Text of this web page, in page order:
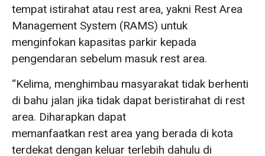
tempat istirahat atau rest area, yakni Rest Area
Management System (RAMS) untuk
menginfokan kapasitas parkir kepada
pengendaran sebelum masuk rest area.
“Kelima, menghimbau masyarakat tidak berhenti
di bahu jalan jika tidak dapat beristirahat di rest
area. Diharapkan dapat
memanfaatkan rest area yang berada di kota
terdekat dengan keluar terlebih dahulu di